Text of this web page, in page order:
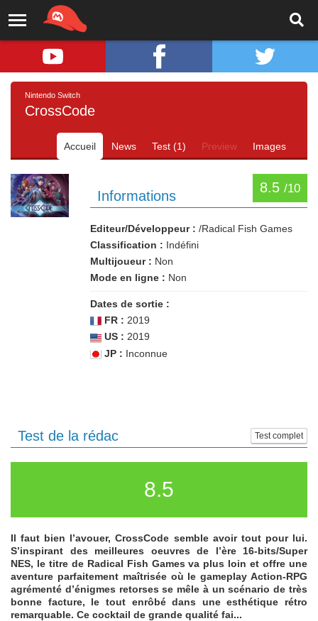
Nintendo Switch
CrossCode
Accueil News Test (1) Preview Images
8.5 /10
Informations
Editeur/Développeur : /Radical Fish Games
Classification : Indéfini
Multijoueur : Non
Mode en ligne : Non
Dates de sortie :
FR : 2019
US : 2019
JP : Inconnue
Test complet
Test de la rédac
8.5
Il faut bien l’avouer, CrossCode semble avoir tout pour lui.
S’inspirant des meilleures oeuvres de l’ère 16-bits/Super
NES, le titre de Radical Fish Games va plus loin et offre une
aventure parfaitement maîtrisée où le gameplay Action-RPG
agrémenté d’énigmes retorses se mêle à un scénario de très
bonne facture, le tout enrôbé dans une esthétique rétro
remarquable. Ce cocktail de grande qualité fai...